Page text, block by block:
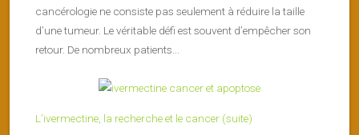
cancérologie ne consiste pas seulement à réduire la taille
d’une tumeur. Le véritable défi est souvent d’empêcher son
retour. De nombreux patients...
L’ivermectine, la recherche et le cancer (suite)